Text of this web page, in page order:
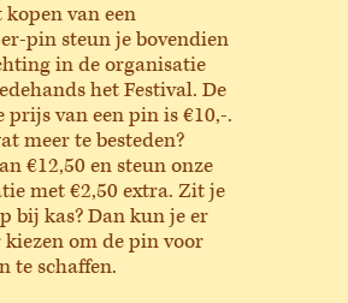
van een
pin steun je bovendien
in de organisatie
het Festival. De
prijs van een pin is €10,-.
meer te besteden?
€12,50 en steun onze
met €2,50 extra. Zit je
bij kas? Dan kun je er
kiezen om de pin voor
te schaffen.